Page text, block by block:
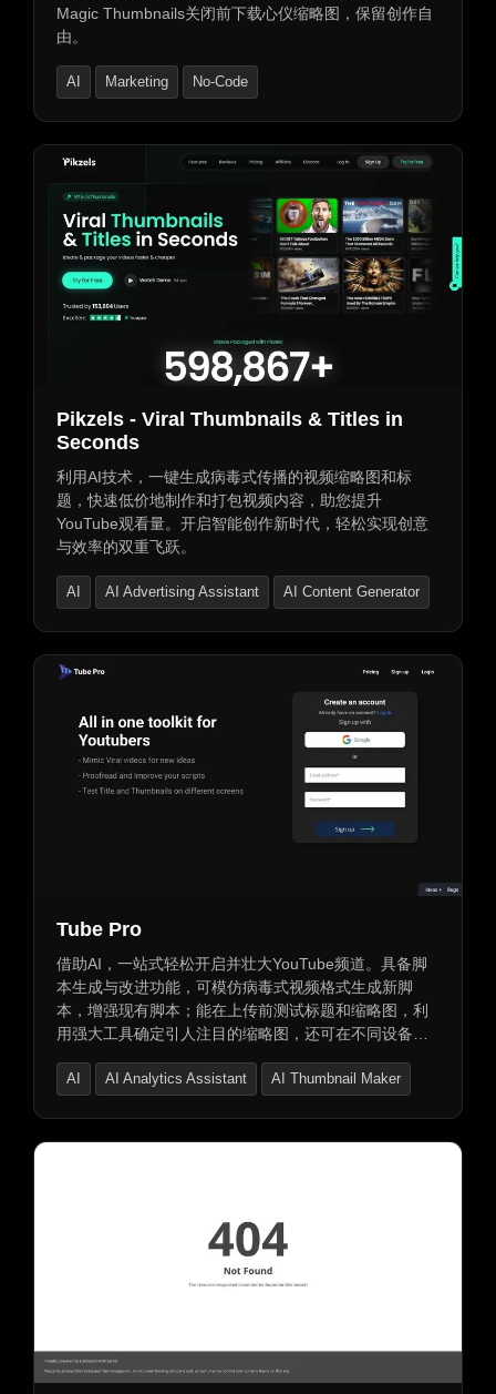
Magic Thumbnails关闭前下载心仪缩略图，保留创作自
由。
AI Marketing No-Code
Pikzels - Viral Thumbnails & Titles in
Seconds
利用AI技术，一键生成病毒式传播的视频缩略图和标
题，快速低价地制作和打包视频内容，助您提升
YouTube观看量。开启智能创作新时代，轻松实现创意
与效率的双重飞跃。
AI AI Advertising Assistant AI Content Generator
Tube Pro
借助AI，一站式轻松开启并壮大YouTube频道。具备脚
本生成与改进功能，可模仿病毒式视频格式生成新脚
本，增强现有脚本；能在上传前测试标题和缩略图，利
用强大工具确定引人注目的缩略图，还可在不同设备上
AI AI Analytics Assistant AI Thumbnail Maker